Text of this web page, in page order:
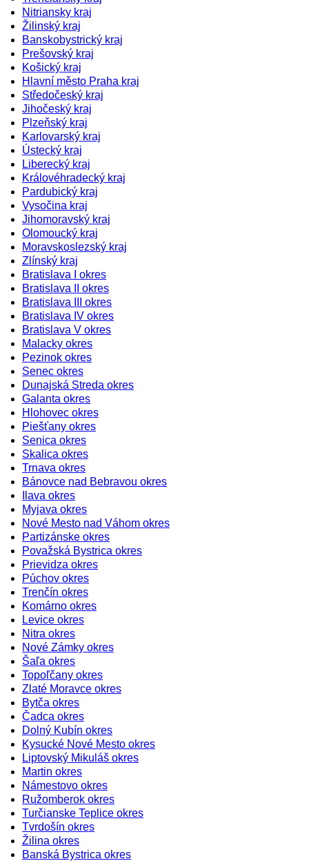
Nitriansky kraj
Žilinský kraj
Banskobystrický kraj
Prešovský kraj
Košický kraj
Hlavní město Praha kraj
Středočeský kraj
Jihočeský kraj
Plzeňský kraj
Karlovarský kraj
Ústecký kraj
Liberecký kraj
Královéhradecký kraj
Pardubický kraj
Vysočina kraj
Jihomoravský kraj
Olomoucký kraj
Moravskoslezský kraj
Zlínský kraj
Bratislava I okres
Bratislava II okres
Bratislava III okres
Bratislava IV okres
Bratislava V okres
Malacky okres
Pezinok okres
Senec okres
Dunajská Streda okres
Galanta okres
Hlohovec okres
Piešťany okres
Senica okres
Skalica okres
Trnava okres
Bánovce nad Bebravou okres
Ilava okres
Myjava okres
Nové Mesto nad Váhom okres
Partizánske okres
Považská Bystrica okres
Prievidza okres
Púchov okres
Trenčín okres
Komárno okres
Levice okres
Nitra okres
Nové Zámky okres
Šaľa okres
Topoľčany okres
Zlaté Moravce okres
Bytča okres
Čadca okres
Dolný Kubín okres
Kysucké Nové Mesto okres
Liptovský Mikuláš okres
Martin okres
Námestovo okres
Ružomberok okres
Turčianske Teplice okres
Tvrdošín okres
Žilina okres
Banská Bystrica okres